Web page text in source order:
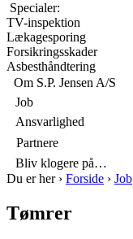
Specialer:
TV-inspektion
Lækagesporing
Forsikringsskader
Asbesthåndtering
Om S.P. Jensen A/S
Job
Ansvarlighed
Partnere
Bliv klogere på…
Du er her › Forside › Job
Tømrer